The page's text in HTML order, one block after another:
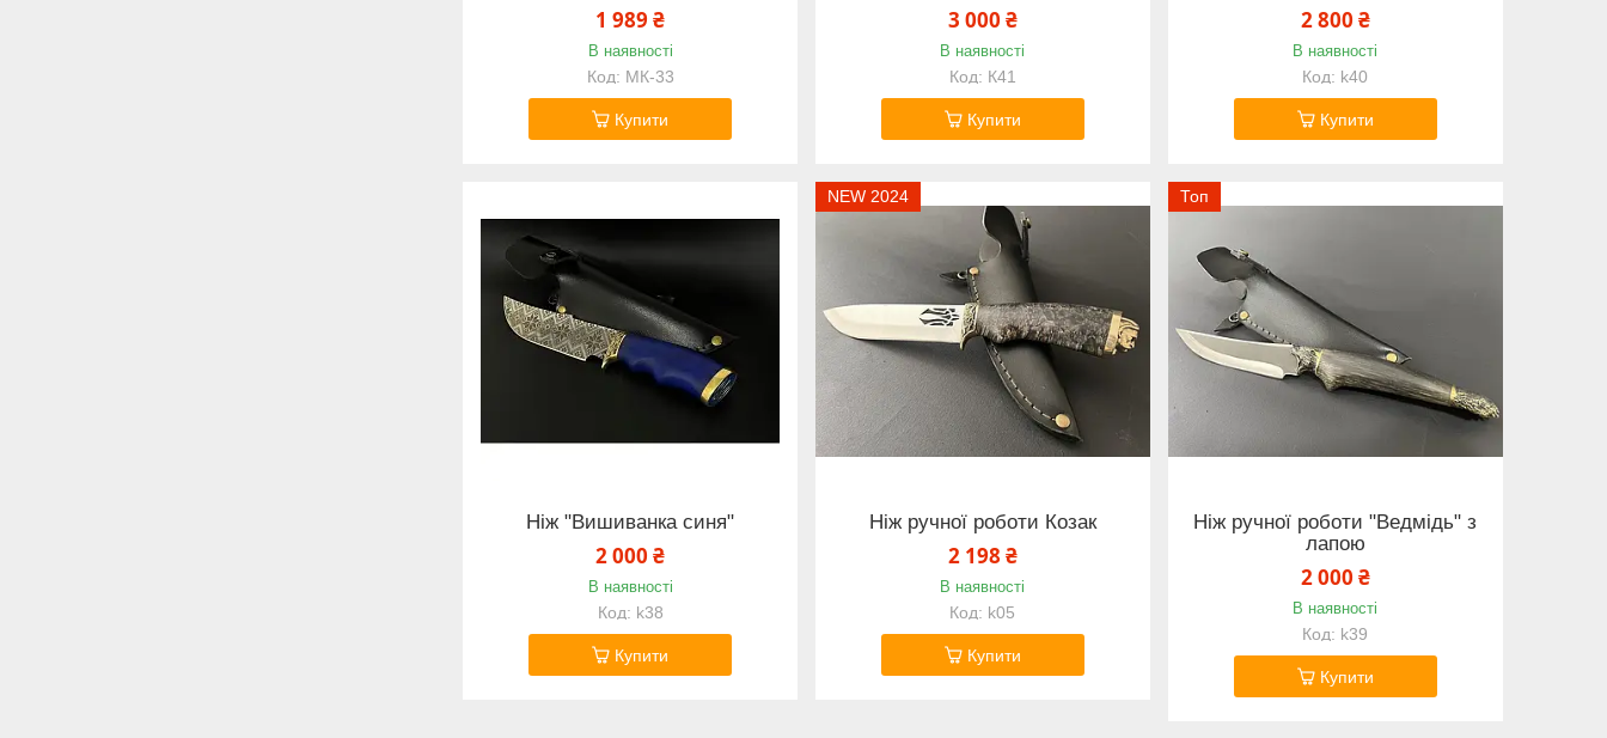
1 989 ₴
В наявності
МК-33
Купити
3 000 ₴
В наявності
К41
Купити
2 800 ₴
В наявності
k40
Купити
Ніж "Вишиванка синя"
2 000 ₴
В наявності
k38
Купити
NEW 2024
Ніж ручної роботи Козак
2 198 ₴
В наявності
k05
Купити
Топ
Ніж ручної роботи "Ведмідь" з
лапою
2 000 ₴
В наявності
k39
Купити